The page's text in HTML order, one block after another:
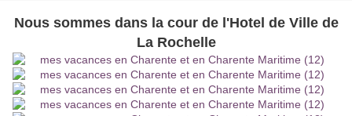
Nous sommes dans la cour de l'Hotel de Ville de
La Rochelle